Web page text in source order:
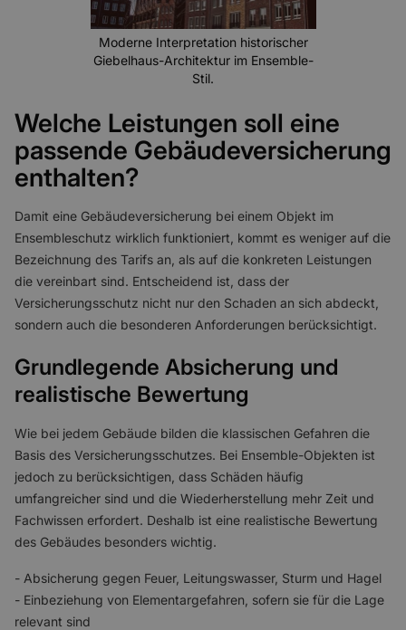
Moderne Interpretation historischer
Giebelhaus-Architektur im Ensemble-
Stil.
Welche Leistungen soll eine
passende Gebäudeversicherung
enthalten?
Damit eine Gebäudeversicherung bei einem Objekt im
Ensembleschutz wirklich funktioniert, kommt es weniger auf die
Bezeichnung des Tarifs an, als auf die konkreten Leistungen
die vereinbart sind. Entscheidend ist, dass der
Versicherungsschutz nicht nur den Schaden an sich abdeckt,
sondern auch die besonderen Anforderungen berücksichtigt.
Grundlegende Absicherung und
realistische Bewertung
Wie bei jedem Gebäude bilden die klassischen Gefahren die
Basis des Versicherungsschutzes. Bei Ensemble-Objekten ist
jedoch zu berücksichtigen, dass Schäden häufig
umfangreicher sind und die Wiederherstellung mehr Zeit und
Fachwissen erfordert. Deshalb ist eine realistische Bewertung
des Gebäudes besonders wichtig.
- Absicherung gegen Feuer, Leitungswasser, Sturm und Hagel
- Einbeziehung von Elementargefahren, sofern sie für die Lage
relevant sind